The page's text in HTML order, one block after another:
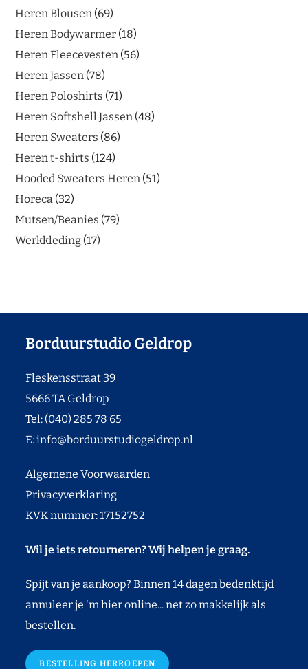
Heren Blousen 69
Heren Bodywarmer 18
Heren Fleecevesten 56
Heren Jassen 78
Heren Poloshirts 71
Heren Softshell Jassen 48
Heren Sweaters 86
Heren t-shirts 124
Hooded Sweaters Heren 51
Horeca 32
Mutsen/Beanies 79
Werkkleding 17
Borduurstudio Geldrop
Fleskensstraat 39
5666 TA Geldrop
Tel: (040) 285 78 65
E:info@borduurstudiogeldrop.nl
Algemene Voorwaarden
Privacyverklaring
KVK nummer: 17152752
Wil je iets retourneren? Wij helpen je graag.
Spijt van je aankoop? Binnen 14 dagen bedenktijd
annuleer je 'm hier online... net zo makkelijk als
bestellen.
BESTELLING HERROEPEN